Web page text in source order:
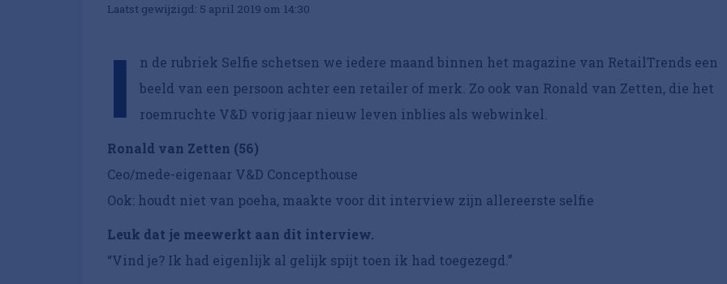
Laatst gewijzigd: 5 april 2019 om 14:30
I
n de rubriek Selfie schetsen we iedere maand binnen het magazine van RetailTrends een
beeld van een persoon achter een retailer of merk. Zo ook van Ronald van Zetten, die het
roemruchte V&D vorig jaar nieuw leven inblies als webwinkel.
Ronald van Zetten (56)
Ceo/mede-eigenaar V&D Concepthouse
Ook: houdt niet van poeha, maakte voor dit interview zijn allereerste selfie
Leuk dat je meewerkt aan dit interview.
“Vind je? Ik had eigenlijk al gelijk spijt toen ik had toegezegd.”